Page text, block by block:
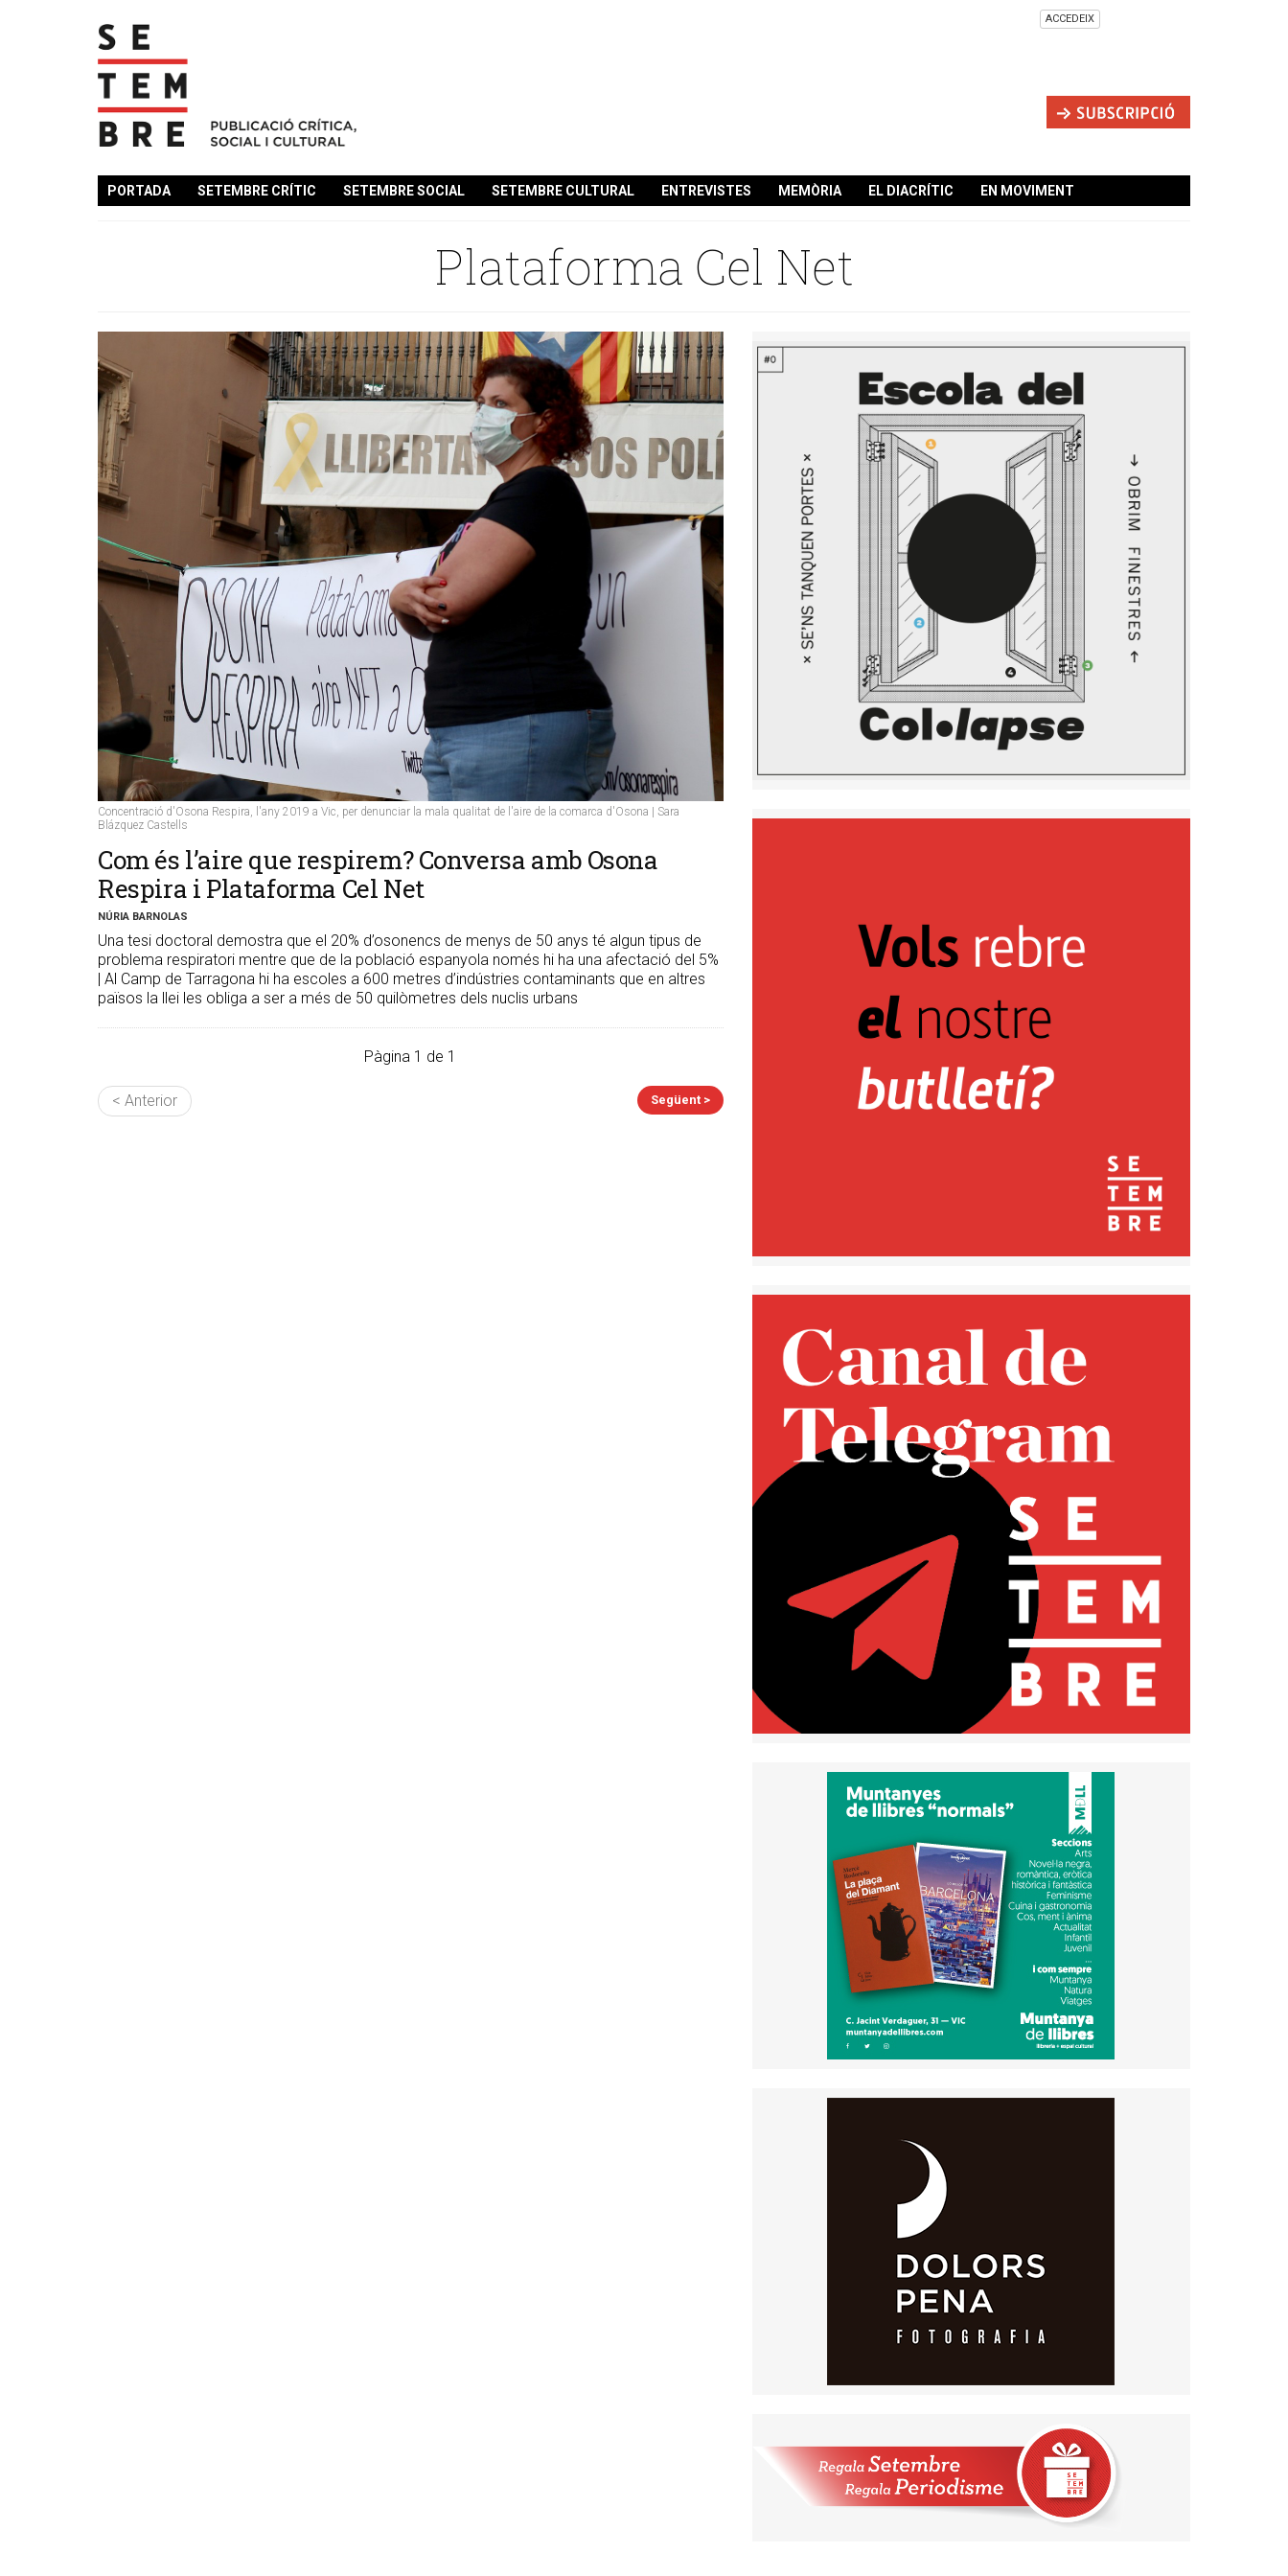
ACCEDEIX
PORTADA SETEMBRE CRÍTIC SETEMBRE SOCIAL SETEMBRE CULTURAL ENTREVISTES MEMÒRIA EL DIACRÍTIC EN MOVIMENT
Plataforma Cel Net
Concentració d'Osona Respira, l'any 2019 a Vic, per denunciar la mala qualitat de l'aire de la comarca d'Osona | Sara
Blázquez Castells
Com és l’aire que respirem? Conversa amb Osona
Respira i Plataforma Cel Net
NÚRIA BARNOLAS
Una tesi doctoral demostra que el 20% d’osonencs de menys de 50 anys té algun tipus de
problema respiratori mentre que de la població espanyola només hi ha una afectació del 5%
| Al Camp de Tarragona hi ha escoles a 600 metres d’indústries contaminants que en altres
països la llei les obliga a ser a més de 50 quilòmetres dels nuclis urbans
Pàgina 1 de 1
< Anterior Següent >